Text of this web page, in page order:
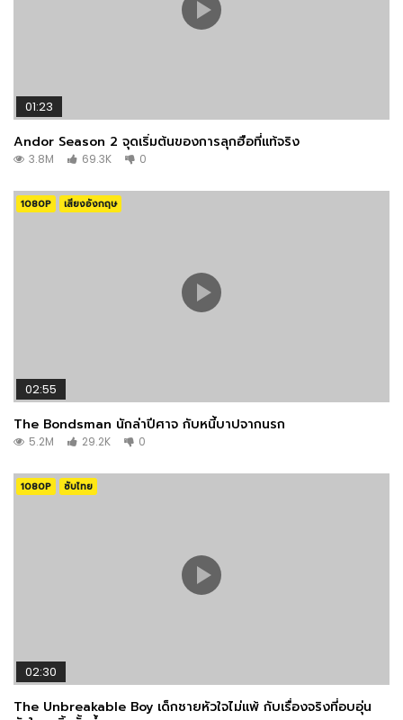
01:23
Andor Season 2 จุดเริ่มต้นของการลุกฮือที่แท้จริง
3.8M 69.3K 0
1080P เสียงอังกฤษ
02:55
The Bondsman นักล่าปีศาจ กับหนี้บาปจากนรก
5.2M 29.2K 0
1080P ซับไทย
02:30
The Unbreakable Boy เด็กชายหัวใจไม่แพ้ กับเรื่องจริงที่อบอุ่น